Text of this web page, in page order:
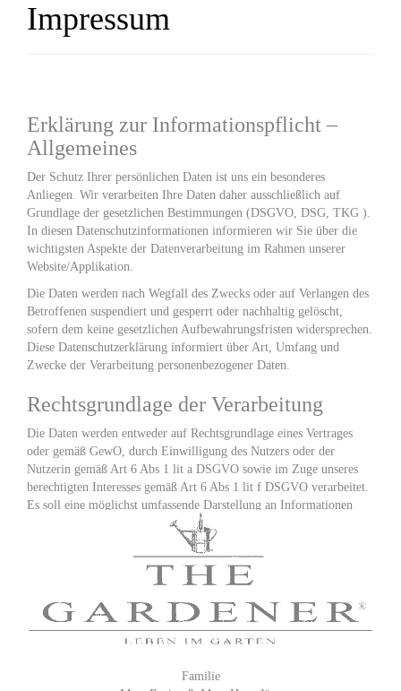
Impressum
Erklärung zur Informationspflicht –
Allgemeines
Der Schutz Ihrer persönlichen Daten ist uns ein besonderes
Anliegen. Wir verarbeiten Ihre Daten daher ausschließlich auf
Grundlage der gesetzlichen Bestimmungen (DSGVO, DSG, TKG ).
In diesen Datenschutzinformationen informieren wir Sie über die
wichtigsten Aspekte der Datenverarbeitung im Rahmen unserer
Website/Applikation.
Die Daten werden nach Wegfall des Zwecks oder auf Verlangen des
Betroffenen suspendiert und gesperrt oder nachhaltig gelöscht,
sofern dem keine gesetzlichen Aufbewahrungsfristen widersprechen.
Diese Datenschutzerklärung informiert über Art, Umfang und
Zwecke der Verarbeitung personenbezogener Daten.
Rechtsgrundlage der Verarbeitung
Die Daten werden entweder auf Rechtsgrundlage eines Vertrages
oder gemäß GewO, durch Einwilligung des Nutzers oder der
Nutzerin gemäß Art 6 Abs 1 lit a DSGVO sowie im Zuge unseres
berechtigten Interesses gemäß Art 6 Abs 1 lit f DSGVO verarbeitet.
Es soll eine möglichst umfassende Darstellung an Informationen
erreicht werden und den Nutzern ein bestmöglicher Service geboten
werden. Zwecke der Verarbeitung: Technische Bereitstellung,
Stabilität und Sicherheit (Hosting, Server Logs), Geokodierung von
Adressen zur Kartendarstellung, Webanalyse (anonymisiert) &
(Google Ads Conversions; Facebook Pixel nur bei
Kundeneinbindung), Kommunikation via Formulare/E Mail;
Newsletter (sofern genutzt), Automatischer Import öffentlicher
Datenkategorien: Nutzungs /Metadaten: IP Adresse
Familie